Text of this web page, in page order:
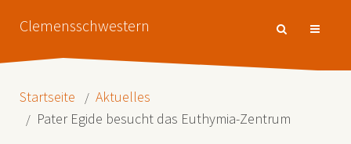
Clemensschwestern
Startseite
Aktuelles
Pater Egide besucht das Euthymia-Zentrum